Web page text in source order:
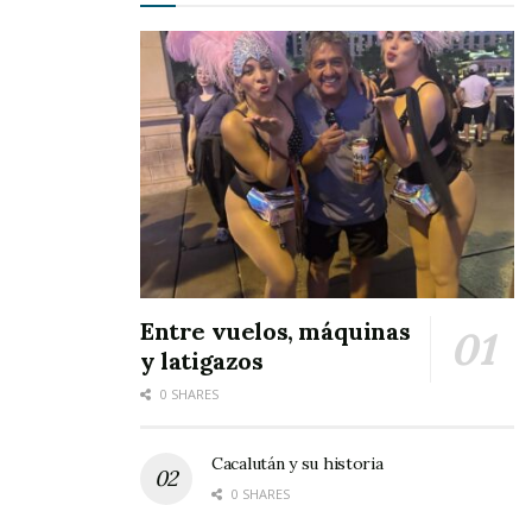
Entre vuelos, máquinas
y latigazos
0 SHARES
Cacalután y su historia
0 SHARES